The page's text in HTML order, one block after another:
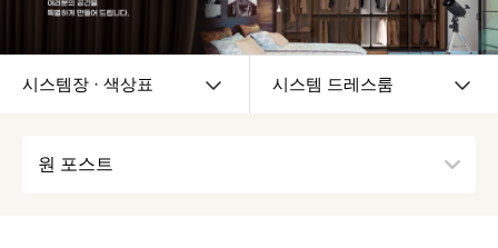
시스템장 · 색상표 시스템 드레스룸
원 포스트